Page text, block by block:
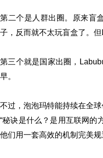
第二个是人群出圈。原来盲
子，反而就不太玩盲盒了。
第三个就是国家出圈，
早。
不过，泡泡玛特能持续在全
“秘诀是什么？是用互联网的
他们用一套高效的机制完美规